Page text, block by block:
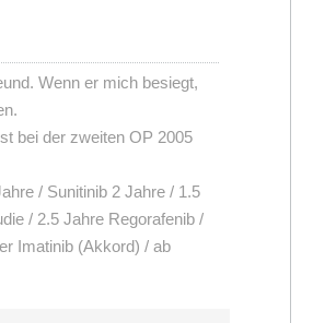
Wenn er mich besiegt,
bei der zweiten OP 2005
/ Sunitinib 2 Jahre / 1.5
/ 2.5 Jahre Regorafenib /
Imatinib (Akkord) / ab